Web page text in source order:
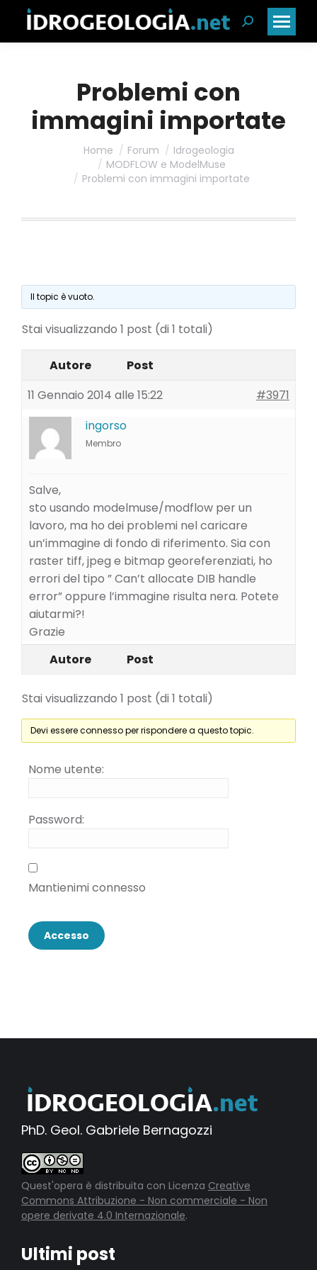
Cerca:
Problemi con
immagini importate
Home Forum
Idrogeologia
MODFLOW e ModelMuse
Problemi con immagini importate
Il topic è vuoto.
Stai visualizzando 1 post (di 1 totali)
Autore
Post
11 Gennaio 2014 alle 15:22
#3971
ingorso
Membro
Salve,
sto usando modelmuse/modflow per un
lavoro, ma ho dei problemi nel caricare
un’immagine di fondo di riferimento. Sia con
raster tiff, jpeg e bitmap georeferenziati, ho
errori del tipo ” Can’t allocate DIB handle
error” oppure l’immagine risulta nera. Potete
aiutarmi?!
Grazie
Autore
Post
Stai visualizzando 1 post (di 1 totali)
Devi essere connesso per rispondere a questo topic.
Nome utente:
Password:
Mantienimi connesso
Accesso
PhD. Geol. Gabriele Bernagozzi
Quest'opera è distribuita con Licenza Creative
Commons Attribuzione - Non commerciale - Non
opere derivate 4.0 Internazionale.
Ultimi post